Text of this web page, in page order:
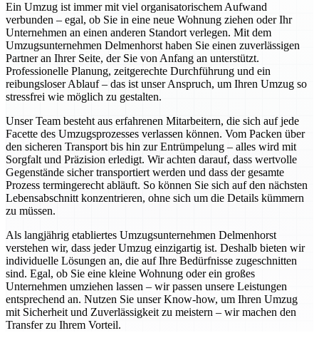
Ein Umzug ist immer mit viel organisatorischem Aufwand
verbunden – egal, ob Sie in eine neue Wohnung ziehen oder Ihr
Unternehmen an einen anderen Standort verlegen. Mit dem
Umzugsunternehmen Delmenhorst haben Sie einen zuverlässigen
Partner an Ihrer Seite, der Sie von Anfang an unterstützt.
Professionelle Planung, zeitgerechte Durchführung und ein
reibungsloser Ablauf – das ist unser Anspruch, um Ihren Umzug so
stressfrei wie möglich zu gestalten.
Unser Team besteht aus erfahrenen Mitarbeitern, die sich auf jede
Facette des Umzugsprozesses verlassen können. Vom Packen über
den sicheren Transport bis hin zur Entrümpelung – alles wird mit
Sorgfalt und Präzision erledigt. Wir achten darauf, dass wertvolle
Gegenstände sicher transportiert werden und dass der gesamte
Prozess termingerecht abläuft. So können Sie sich auf den nächsten
Lebensabschnitt konzentrieren, ohne sich um die Details kümmern
zu müssen.
Als langjährig etabliertes Umzugsunternehmen Delmenhorst
verstehen wir, dass jeder Umzug einzigartig ist. Deshalb bieten wir
individuelle Lösungen an, die auf Ihre Bedürfnisse zugeschnitten
sind. Egal, ob Sie eine kleine Wohnung oder ein großes
Unternehmen umziehen lassen – wir passen unsere Leistungen
entsprechend an. Nutzen Sie unser Know-how, um Ihren Umzug
mit Sicherheit und Zuverlässigkeit zu meistern – wir machen den
Transfer zu Ihrem Vorteil.